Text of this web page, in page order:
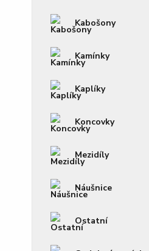
Kabošony
Kamínky
Kaplíky
Koncovky
Mezidíly
Náušnice
Ostatní